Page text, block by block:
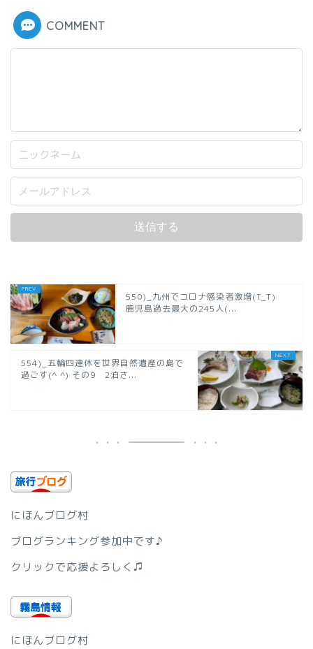
COMMENT
550)_九州でコロナ感染者激増(T_T)
鹿児島過去最大の245人(...
554)_五輪四連休を世界自然遺産の島で
過ごす(^ ^) その9 2泊さ...
にほんブログ村
ブログランキング参加中です♪
クリックで応援よろしく♫
にほんブログ村